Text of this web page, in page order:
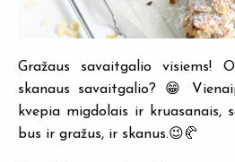
Gražaus savaitgalio visiems!
skanaus savaitgalio? 😁
kvepia migdolais ir kruasanais,
bus ir gražus, ir skanus.😉🥐